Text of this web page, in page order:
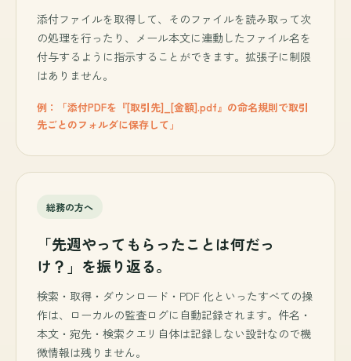
添付ファイルを取得して、そのファイルを読み取って次
の処理を行ったり、メール本文に連動したファイル名を
付与するように指示することができます。拡張子に制限
はありません。
例：「添付PDFを『[取引先]_[金額].pdf』の命名規則で取引
先ごとのフォルダに保存して」
総務の方へ
「先週やってもらったことは何だっ
け？」を振り返る。
検索・取得・ダウンロード・PDF 化といったすべての操
作は、ローカルの監査ログに自動記録されます。件名・
本文・宛先・検索クエリ自体は記録しない設計なので機
微情報は残りません。